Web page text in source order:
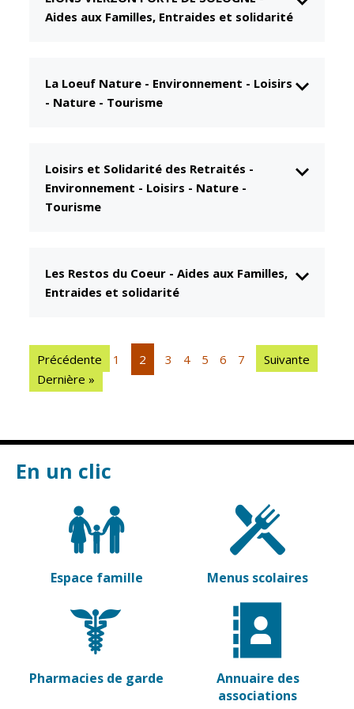
CCAS
Accueil de jour
seniors
Santé
Contrat local
de santé
Pharmacies de
garde
Culture
Rollinat
Estivales
Conservatoire
Médiathèque
Découvrir
Vierzon
Sports
Équipements
sportifs
Associations
associations
Démarches
des
associations
Aides aux Familles, Entraides et solidarité
La Loeuf Nature - Environnement - Loisirs
- Nature - Tourisme
Loisirs et Solidarité des Retraités -
Environnement - Loisirs - Nature -
Tourisme
Les Restos du Coeur -Aides aux Familles,
Entraides et solidarité
Précédente 1 2 3 4 5 6 7
Suivante
Dernière »
En un clic
Espace famille Menus scolaires
Pharmacies de garde
Annuaire des
associations